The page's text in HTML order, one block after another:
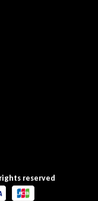
reserved